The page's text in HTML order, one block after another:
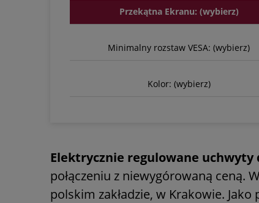
Przekątna Ekranu: (wybierz)
Minimalny rozstaw VESA: (wybierz)
Kolor: (wybierz)
Elektrycznie regulowane
połączeniu z niewygórowaną ceną.
polskim zakładzie, w Krakowie.